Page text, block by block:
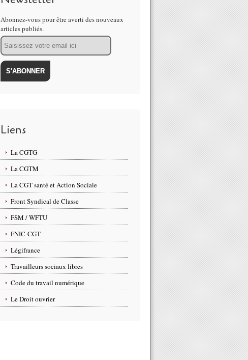
Abonnez-vous pour être averti des nouveaux
articles publiés.
Email
Liens
La CGTG
La CGTM
La CGT santé et Action Sociale
Front Syndical de Classe
FSM / WFTU
FNIC-CGT
Légifrance
Travailleurs sociaux libres
Code du travail numérique
Le Droit ouvrier